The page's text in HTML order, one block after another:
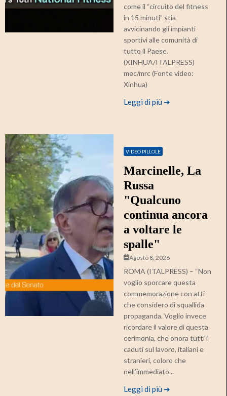
come il “circuito del fitness
in 15 minuti” stia
avvicinando gli impianti
sportivi alle comunità di
tutto il Paese.
(XINHUA/ITALPRESS)
mec/mrc (Fonte video:
Xinhua)
Leggi di più ➔
VIDEO PILLOLE
Marcinelle, La
Russa
"Qualcuno
continua ancora
a voltare le
spalle"
Agosto 8, 2026
ROMA (ITALPRESS) – “Non
voglio sporcare questa
commemorazione con atti
che considero di squallida
propaganda. Voglio invece
ricordare il valore di questa
cerimonia, che onora tutti i
caduti sul lavoro, italiani e
stranieri, coloro che
nell’immediato...
Leggi di più ➔